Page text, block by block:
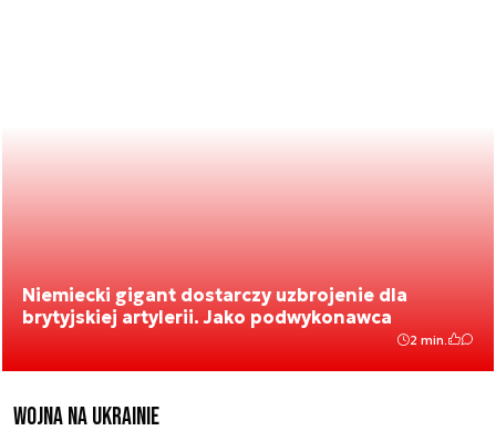
Niemiecki gigant dostarczy uzbrojenie dla
brytyjskiej artylerii. Jako podwykonawca
2 min.
Wojna na Ukrainie